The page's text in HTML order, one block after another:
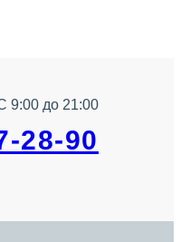
9:00 до 21:00
28-90